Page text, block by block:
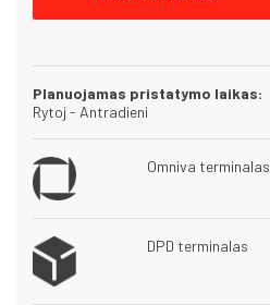
Planuojamas pristatymo laikas:
Rytoj - Antradieni
Omniva terminalas
DPD terminalas